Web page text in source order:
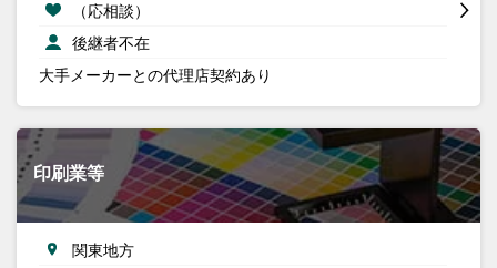
（応相談）
後継者不在
大手メーカーとの代理店契約あり
印刷業等
関東地方